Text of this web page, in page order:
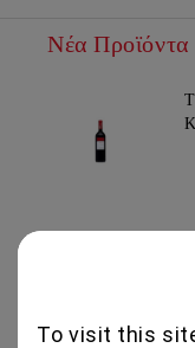
Νέα Προϊόντα
To visit this